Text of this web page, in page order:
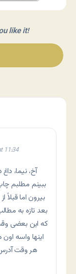
like it!
11:34
آخ، نيما،
ببينم مطلبم
بيرون اما
بعد تازه به
که اين بعضی
اينها واسه
هر وقت